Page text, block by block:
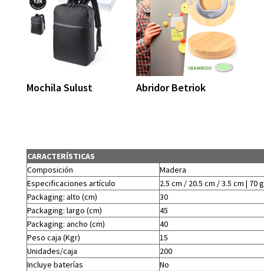
Mochila Sulust Abridor Betriok
CARACTERÍSTICAS
Composición
Madera
Especificaciones artículo
2.5 cm / 20.5 cm / 3.5 cm | 70
Packaging: alto (cm)
30
Packaging: largo (cm)
45
Packaging: ancho (cm)
40
Peso caja (Kgr)
15
Unidades/caja
200
Incluye baterías
No